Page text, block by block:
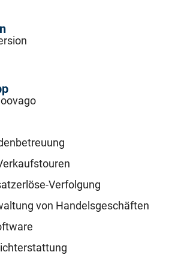
Verfolgung
von Handelsgeschäften